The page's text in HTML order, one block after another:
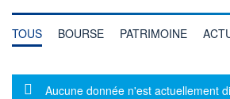
TOUS BOURSE PATRIMOINE
Message d'information
Aucune donnée n'est actuellement